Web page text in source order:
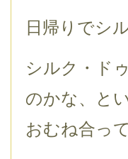
日帰りでシ
シルク・ド
のかな、と
おむね合っ